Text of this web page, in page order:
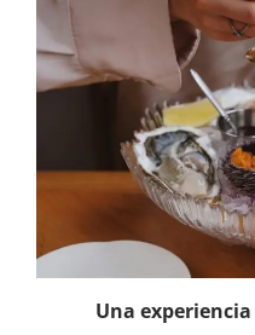
Una